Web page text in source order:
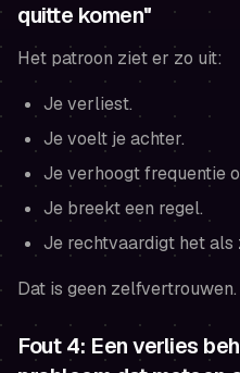
quitte komen"
Het patroon ziet er zo uit:
Je verliest.
Je voelt je achter.
Je verhoogt frequentie
Je breekt een regel.
Je rechtvaardigt het als
Dat is geen
Fout 4: Een verlies